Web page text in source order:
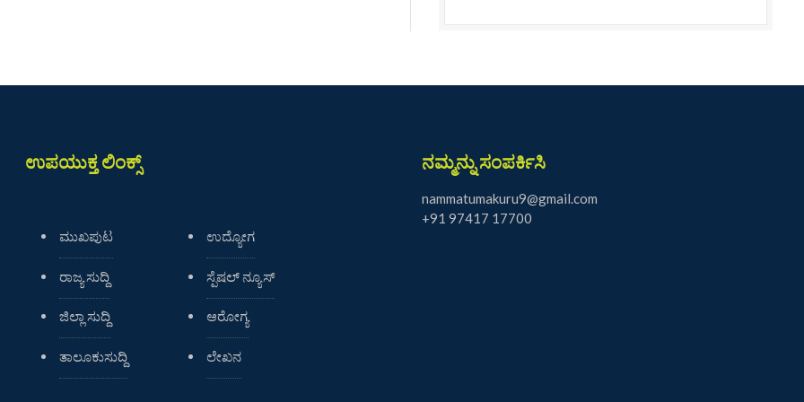
ಉಪಯುಕ್ತ ಲಿಂಕ್ಸ್
ಮುಖಪುಟ
ರಾಜ್ಯ ಸುದ್ದಿ
ಜಿಲ್ಲಾ ಸುದ್ದಿ
ತಾಲೂಕುಸುದ್ದಿ
ಉದ್ಯೋಗ
ಸ್ಪೆಷಲ್ ನ್ಯೂಸ್
ಆರೋಗ್ಯ
ಲೇಖನ
ನಮ್ಮನ್ನು ಸಂಪರ್ಕಿಸಿ
nammatumakuru9@gmail.com
+91 97417 17700